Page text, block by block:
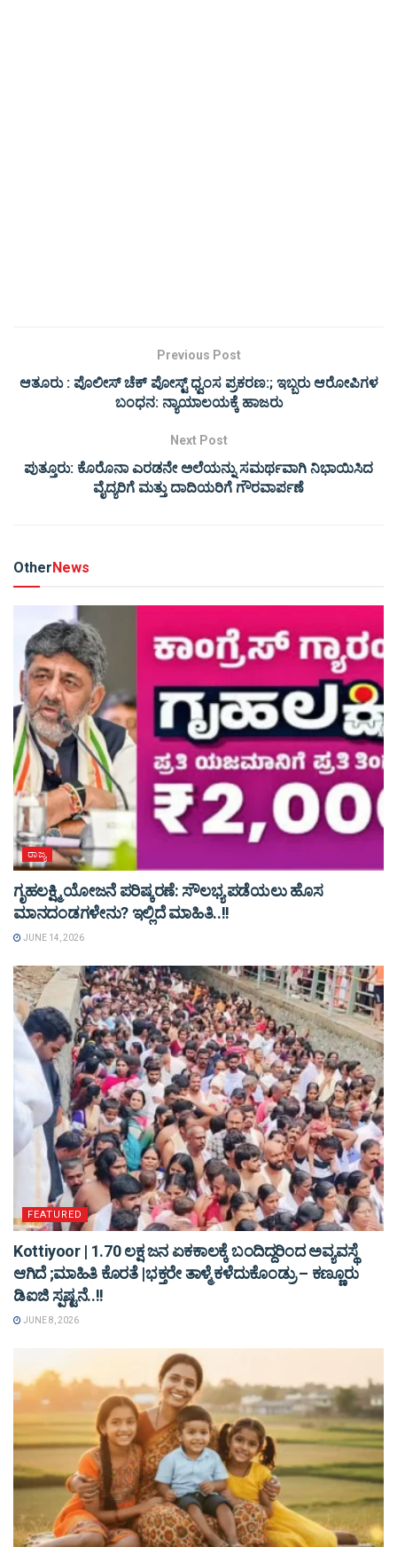
Previous Post
ಆತೂರು : ಪೊಲೀಸ್ ಚೆಕ್ ಪೋಸ್ಟ್ ಧ್ವಂಸ ಪ್ರಕರಣ:; ಇಬ್ಬರು ಆರೋಪಿಗಳ
ಬಂಧನ: ನ್ಯಾಯಾಲಯಕ್ಕೆ ಹಾಜರು
Next Post
ಪುತ್ತೂರು: ಕೊರೊನಾ ಎರಡನೇ ಅಲೆಯನ್ನು ಸಮರ್ಥವಾಗಿ ನಿಭಾಯಿಸಿದ
ವೈದ್ಯರಿಗೆ ಮತ್ತು ದಾದಿಯರಿಗೆ ಗೌರವಾರ್ಪಣೆ
Other News
ರಾಜ್ಯ
ಗೃಹಲಕ್ಷ್ಮಿ ಯೋಜನೆ ಪರಿಷ್ಕರಣೆ: ಸೌಲಭ್ಯ ಪಡೆಯಲು ಹೊಸ
ಮಾನದಂಡಗಳೇನು? ಇಲ್ಲಿದೆ ಮಾಹಿತಿ..!!
JUNE 14, 2026
FEATURED
Kottiyoor | 1.70 ಲಕ್ಷ ಜನ ಏಕಕಾಲಕ್ಕೆ ಬಂದಿದ್ದರಿಂದ ಅವ್ಯವಸ್ಥೆ
ಆಗಿದೆ ;ಮಾಹಿತಿ ಕೊರತೆ |ಭಕ್ತರೇ ತಾಳ್ಮೆ ಕಳೆದುಕೊಂಡ್ರು – ಕಣ್ಣೂರು
ಡಿಐಜಿ ಸ್ಪಷ್ಟನೆ..!!
JUNE 8, 2026